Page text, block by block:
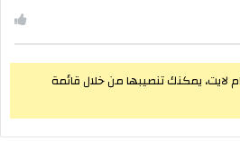
لايت، يمكنك تنصيبها من خلال قائمة